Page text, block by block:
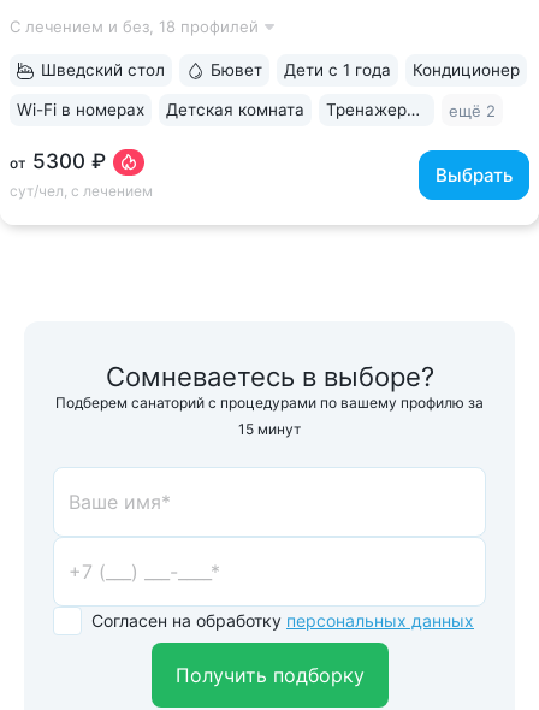
стол» — редкое предложение для санаториев 2–3* •
С лечением и без, 18 профилей
от 5300 ₽
сут/чел, с лечением
Выбрать
Шведский стол Бювет Дети с 1 года Кондиционер
Wi-Fi в номерах Детская комната Тренажерный зал ещё 2
Сомневаетесь в выборе?
Подберем санаторий с процедурами по вашему профилю за
15 минут
Согласен на обработку персональных данных
Получить подборку